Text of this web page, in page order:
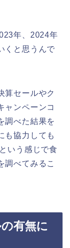
年、2024年
くと思うんで
算セールやク
ャンペーンコ
調べた結果を
も協力しても
いう感じで食
調べてみるこ
有無に